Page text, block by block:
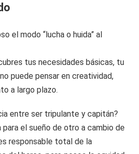
el modo “lucha o huida” al
tus necesidades básicas, tu
puede pensar en creatividad,
a largo plazo.
entre ser tripulante y capitán?
el sueño de otro a cambio de
responsable total de la